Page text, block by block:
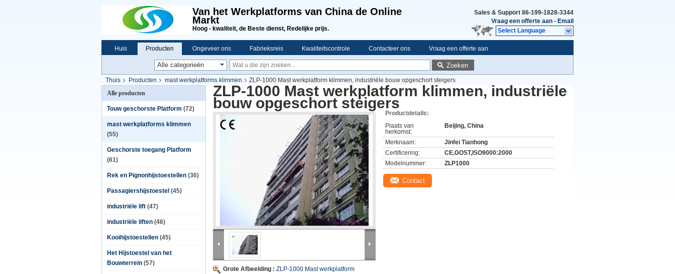
Van het Werkplatforms van China de Online
Markt
Hoog - kwaliteit, de Beste dienst, Redelijke prijs.
Sales & Support 86-199-1828-3344
Vraag een offerte aan - Email
Select Language
Huis Producten Ongeveer ons Fabrieksreis Kwaliteitscontrole Contacteer ons Vraag een offerte aan
Zoeken
Thuis Producten mast werkplatforms klimmen
ZLP-1000 Mast werkplatform klimmen, industriële bouw opgeschort steigers
Alle producten
Touw geschorste Platform (72)
mast werkplatforms klimmen
(55)
Geschorste toegang Platform
(61)
Rek en Pignonhijstoestellen (36)
Passagiershijstoestel (45)
industriële lift (47)
industriële liften (46)
Kooihijstoestellen (45)
Het Hijstoestel van het
Bouwterrein (57)
ZLP-1000 Mast werkplatform klimmen, industriële
bouw opgeschort steigers
Grote Afbeelding : ZLP-1000 Mast werkplatform
Productdetails:
Plaats van
herkomst:
Beijing, China
Merknaam:
Jinfei Tianhong
Certificering:
CE,GOST,ISO9000:2000
Modelnummer:
ZLP1000
Contact